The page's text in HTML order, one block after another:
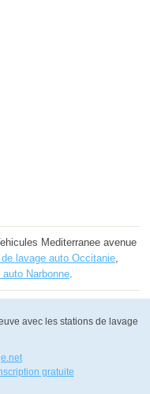
Mediterranee avenue
lavage auto Occitanie,
Narbonne.
avec les stations de lavage
gratuite